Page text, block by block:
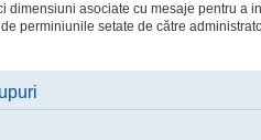
dimensiuni asociate cu mesaje pentru a
perminiunile setate de către